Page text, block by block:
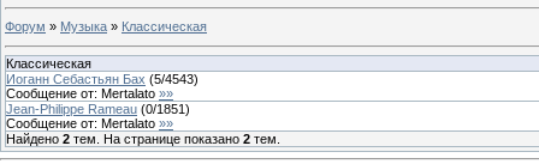
Форум » Музыка » Классическая
Классическая
Иоганн Себастьян Бах (5/4543)
Сообщение от: Mertalato »»
Jean-Philippe Rameau (0/1851)
Сообщение от: Mertalato »»
Найдено 2 тем. На странице показано 2 тем.